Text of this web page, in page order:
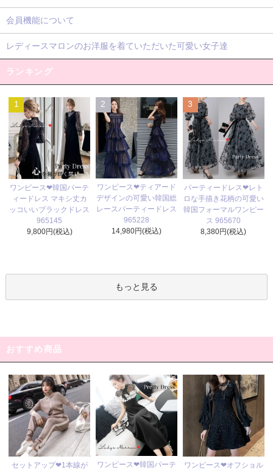
会員機能について
レディースマロンのお洋服を着ていただいた可愛い女子達
ランキング
1
ワンピース❤韓国パーテ
ィードレス マキシ丈カ
ッコいいブラックドレス
965145
9,800円(税込)
2
ワンピース❤ティアード
デザインの可愛い韓国総
レースパーティードレス
965228
14,980円(税込)
3
パーティードレス❤レト
ロな手描き花柄の可愛い
韓国フォーマルワンピー
ス 965670
8,380円(税込)
もっと見る
おすすめ商品
セットアップ❤1本線が
ワンピース❤韓国パーテ
ワンピース❤オフショル